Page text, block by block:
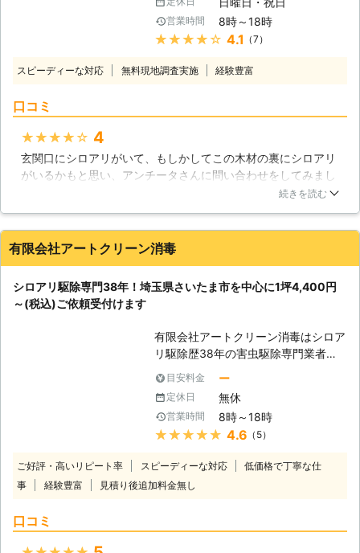
覧】 [CASE1] ・京都府京都市上京区
在住 匿名 [ご依頼内容] 空き家のシロ
アリ駆除を希望。 ■発生場所：空き
年数：40年 →→→施工料金21,600円
■建物：木造2階建て ■建坪：不明 ■
築年数：不明 →→→施工料金21,600
千代田区在住 匿名 [ご依頼内容] シロ
アリ駆除を希望。 ■発生場所：自宅
内【複数箇所】 ■建物：木造 ■建
→→→施工料金23,700円(税込)にて対
応 ※上記価格は過去に対応した案件を
お客様のご依頼内容によって金額は異
なるため、正確な金額はご依頼時のお
見積りにてご提示いたします
ります。 1981年の設立以来、多くの
お客様にご利用いただく老舗の駆除業
者としてお客様のご依頼をお待ちして
籍！住まいに根付くシロアリを徹底駆
る薬剤・建築・木材などの知識も豊富
です。 そのため、お客様の住まいや
被害状況に合わせた適切で安全な駆除
作業のご提案が可能です。 調査は無
料ですので、まずはお気軽にお問い合
わせください。 <5年保証【「しろあ
2通りをご用意！施工後のアフターフ
ォローも万全> 弊社では施工後のアフ
証書」と「管理保証書」の2通りの保
証書を提供しております。 ・「しろ
あり防除保証書」について シロアリ
が発生した場合に、被害にあった部位
を修理費用1,000万円上限として修理
させていただく保険会社加入の保証で
す。 ・「管理保証書」について 施工
で駆除処理をおこなうという当初規定
の保証になります。 また、住まいや
ます。
営業時間 8時～18時
★★★★★ 4.1 （7）
スピーディーな対応 無料現地調査実施 経験豊富
口コミ
★★★★★ 4
玄関口にシロアリがいて、もしかしてこの木材の裏にシロアリ
がいるかもと思い、アンチータさんに問い合わせをしてみまし
た。調査にきてもらい、玄関口の柱の中にシロアリがいまし
べきだったと後悔するのはさておき、すぐに駆除と予防をお願
いしました。予防に使う薬の詳細や、駆除の仕方など、詳しく
ロアリはいなくなり、柱の修繕も行ってもらえたので助かりま
した。
2016年11月30日
続きを読む
有限会社アートクリーン消毒
シロアリ駆除専門38年！埼玉県さいたま市を中心に1坪4,400円
～(税込)ご依頼受付けます
有限会社アートクリーン消毒はシロア
リ駆除歴38年の害虫駆除専門業者。
ヤマトシロアリやアメリカカンザイシ
ロアリなど幅広いシロアリに対応して
おり、駆除実績も豊富です。 埼玉県
さいたま市を中心に1坪4,400円～(税
込)からご相談を承ります。 出張費、
アフターフォローとして5～7年の安
心保証をお付けします。 ※ご希望によ
目安料金 ー
定休日 無休
営業時間 8時～18時
★★★★★ 4.6 （5）
ご好評・高いリピート率 スピーディーな対応
低価格で丁寧な仕
事
経験豊富 見積り後追加料金無し
口コミ